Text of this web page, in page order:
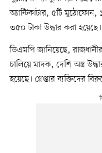
অ্যান্টিকাটার, ৫টি
৩৫০ টাকা উদ্ধার করা হয়েছে।
ডিএমপি জানিয়েছে,
চালিয়ে মাদক, দেশি অস্ত্র
হয়েছে। গ্রেপ্তার ব্যক্তিদের